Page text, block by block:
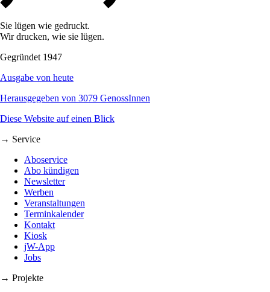
Sie lügen wie gedruckt.
Wir drucken, wie sie lügen.
Gegründet 1947
Ausgabe von heute
Herausgegeben von 3079 GenossInnen
Diese Website auf einen Blick
→ Service
Aboservice
Abo kündigen
Newsletter
Werben
Veranstaltungen
Terminkalender
Kontakt
Kiosk
jW-App
Jobs
→ Projekte